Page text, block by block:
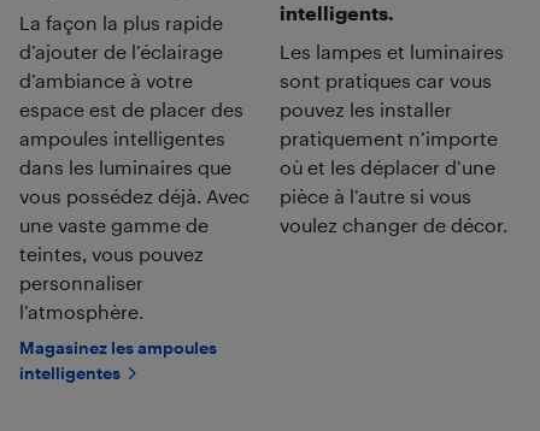
La façon la plus rapide
d’ajouter de l’éclairage
d’ambiance à votre
espace est de placer des
ampoules intelligentes
dans les luminaires que
vous possédez déjà. Avec
une vaste gamme de
teintes, vous pouvez
personnaliser
l’atmosphère.
Magasinez les ampoules
intelligentes
intelligents.
Les lampes et luminaires
sont pratiques car vous
pouvez les installer
pratiquement n’importe
où et les déplacer d’une
pièce à l’autre si vous
voulez changer de décor.